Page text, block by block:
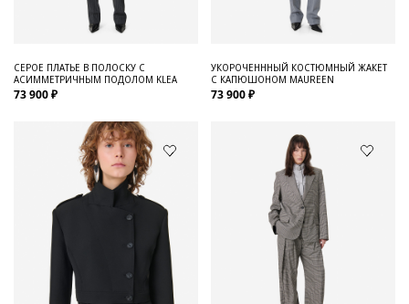
СЕРОЕ ПЛАТЬЕ В ПОЛОСКУ С
АСИММЕТРИЧНЫМ ПОДОЛОМ KLEA
73 900 ₽
УКОРОЧЕНННЫЙ КОСТЮМНЫЙ ЖАКЕТ
С КАПЮШОНОМ MAUREEN
73 900 ₽